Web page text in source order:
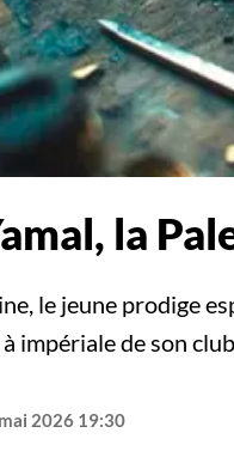
la
le jeune prodige
impériale de son
2026 19:30